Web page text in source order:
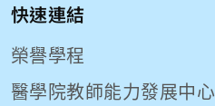
快速連結
榮譽學程
醫學院教師能力發展中心